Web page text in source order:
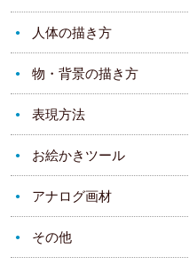
人体の描き方
物・背景の描き方
表現方法
お絵かきツール
アナログ画材
その他